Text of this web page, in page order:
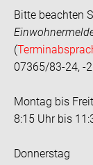
Bitte beachten
(
07365/83-24, -
Montag bis
8:15 Uhr bis
Donnerstag